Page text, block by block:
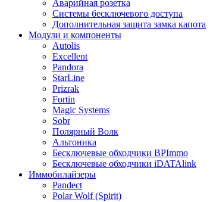
Аварийная розетка
Системы бесключевого доступа
Дополнительная защита замка капота
Модули и компоненты
Autolis
Excellent
Pandora
StarLine
Prizrak
Fortin
Magic Systems
Sobr
Полярный Волк
Альтоника
Бесключевые обходчики BPImmo
Бесключевые обходчики iDATAlink
Иммобилайзеры
Pandect
Polar Wolf (Spirit)